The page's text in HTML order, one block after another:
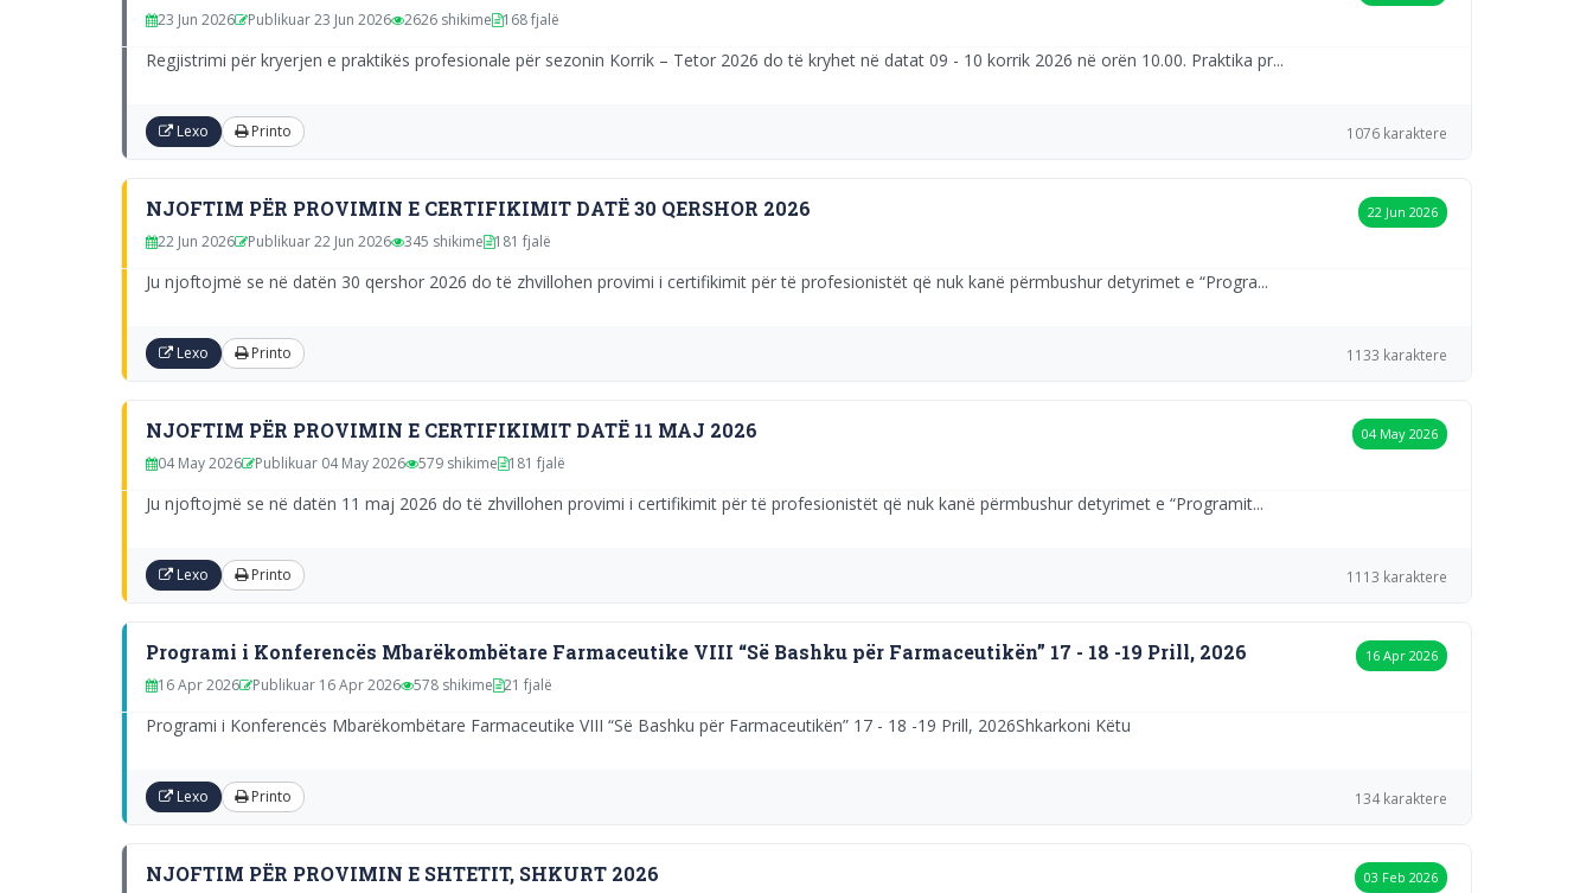
23 Jun 2026 Publikuar 23 Jun 2026 2626 shikime 168 fjalë
Regjistrimi për kryerjen e praktikës profesionale për sezonin Korrik – Tetor 2026 do të kryhet në datat 09 - 10 korrik 2026 në orën 10.00. Praktika pr...
Lexo Printo 1076 karaktere
22 Jun 2026
NJOFTIM PËR PROVIMIN E CERTIFIKIMIT DATË 30 QERSHOR 2026
22 Jun 2026 Publikuar 22 Jun 2026 345 shikime 181 fjalë
Ju njoftojmë se në datën 30 qershor 2026 do të zhvillohen provimi i certifikimit për të profesionistët që nuk kanë përmbushur detyrimet e “Progra...
Lexo Printo 1133 karaktere
04 May 2026
NJOFTIM PËR PROVIMIN E CERTIFIKIMIT DATË 11 MAJ 2026
04 May 2026 Publikuar 04 May 2026 579 shikime 181 fjalë
Ju njoftojmë se në datën 11 maj 2026 do të zhvillohen provimi i certifikimit për të profesionistët që nuk kanë përmbushur detyrimet e “Programit...
Lexo Printo 1113 karaktere
16 Apr 2026
Programi i Konferencës Mbarëkombëtare Farmaceutike VIII “Së Bashku për Farmaceutikën” 17 - 18 -19 Prill, 2026
16 Apr 2026 Publikuar 16 Apr 2026 578 shikime 21 fjalë
Programi i Konferencës Mbarëkombëtare Farmaceutike VIII “Së Bashku për Farmaceutikën” 17 - 18 -19 Prill, 2026Shkarkoni Këtu
Lexo Printo 134 karaktere
03 Feb 2026
NJOFTIM PËR PROVIMIN E SHTETIT, SHKURT 2026